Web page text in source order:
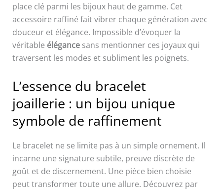
place clé parmi les bijoux haut de gamme. Cet
accessoire raffiné fait vibrer chaque génération avec
douceur et élégance. Impossible d’évoquer la
véritable élégancesans mentionner ces joyaux qui
traversent les modes et subliment les poignets.
L’essence du bracelet
joaillerie : un bijou unique
symbole de raffinement
Le bracelet ne se limite pas à un simple ornement. Il
incarne une signature subtile, preuve discrète de
goût et de discernement. Une pièce bien choisie
peut transformer toute une allure. Découvrez par